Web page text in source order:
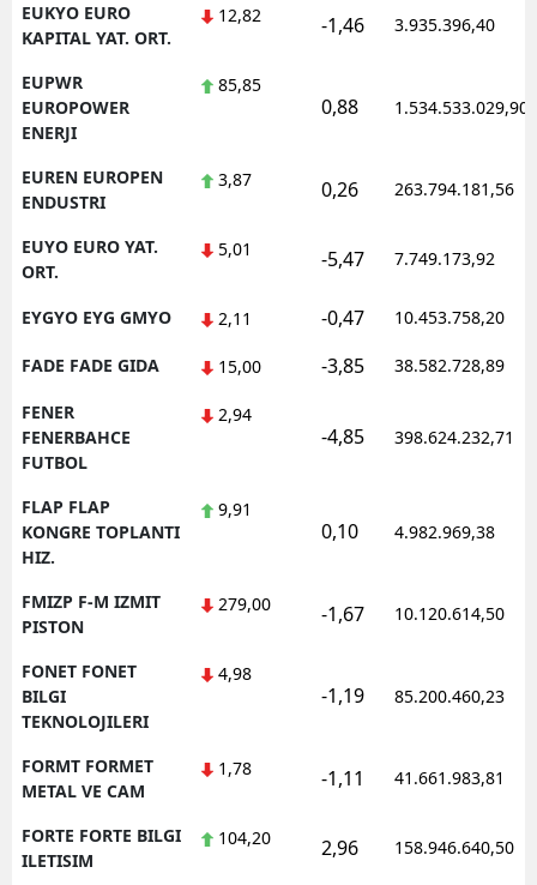
EUKYO EURO
KAPITAL YAT. ORT.
12,82 -1,46 3.935.396,40
EUPWR
EUROPOWER
ENERJI
85,85
0,88 1.534.533.029,90
EUREN EUROPEN
ENDUSTRI
3,87 0,26 263.794.181,56
EUYO EURO YAT.
ORT.
5,01 -5,47 7.749.173,92
EYGYO EYG GMYO 2,11 -0,47 10.453.758,20
FADE FADE GIDA 15,00 -3,85 38.582.728,89
FENER
FENERBAHCE
FUTBOL
2,94
-4,85 398.624.232,71
FLAP FLAP
KONGRE TOPLANTI
HIZ.
9,91
0,10 4.982.969,38
FMIZP F-M IZMIT
PISTON
279,00 -1,67 10.120.614,50
FONET FONET
BILGI
TEKNOLOJILERI
4,98
-1,19 85.200.460,23
FORMT FORMET
METAL VE CAM
1,78 -1,11 41.661.983,81
FORTE FORTE BILGI
ILETISIM
104,20 2,96 158.946.640,50